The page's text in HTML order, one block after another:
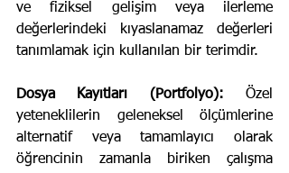
ve fiziksel gelişim veya ilerleme
değerlerindeki kıyaslanamaz değerleri
tanımlamak için kullanılan bir terimdir.
Dosya Kayıtları (Portfolyo): Özel
yeteneklilerin geleneksel ölçümlerine
alternatif veya tamamlayıcı olarak
öğrencinin zamanla biriken çalışma